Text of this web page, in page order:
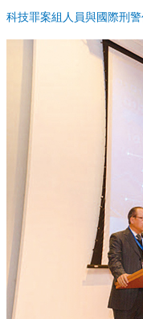
科技罪案組人員與國際刑